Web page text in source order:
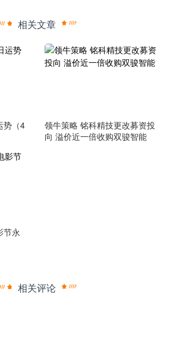
相关文章
势（4
领牛策略 铭科精技更改募资投
向 溢价近一倍收购双骏智能
节永
相关评论